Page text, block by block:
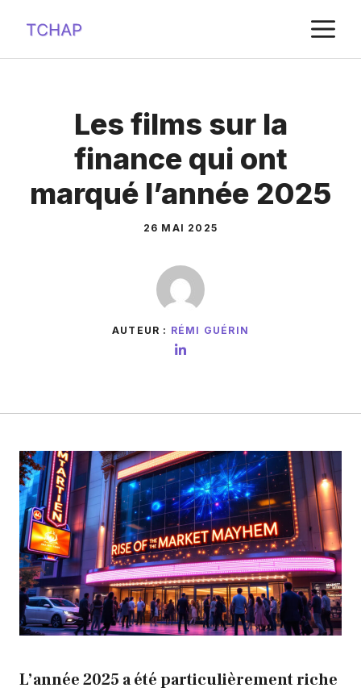
contenu
Les films sur la
finance qui ont
marqué l’année 2025
26 MAI 2025
AUTEUR : RÉMI GUÉRIN
L’année 2025 a été particulièrement riche